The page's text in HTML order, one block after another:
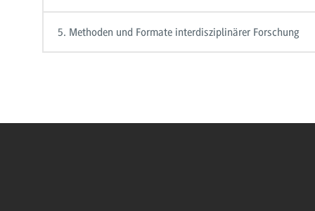
5. Methoden und Formate interdisziplinärer Forschung